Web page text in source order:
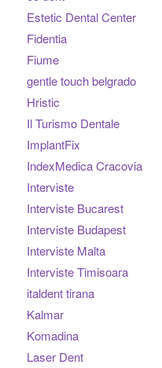
Estetic Dental Center
Fidentia
Fiume
gentle touch belgrado
Hristic
Il Turismo Dentale
ImplantFix
IndexMedica Cracovia
Interviste
Interviste Bucarest
Interviste Budapest
Interviste Malta
Interviste Timisoara
italdent tirana
Kalmar
Komadina
Laser Dent